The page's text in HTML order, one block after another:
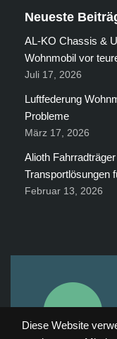
Diese Website
Neueste
AL-KO Chassis &
Wohnmobil vor
Juli 17, 2026
Luftfederung
Probleme
März 17, 2026
Alioth
Transportlösungen
Februar 13, 2026